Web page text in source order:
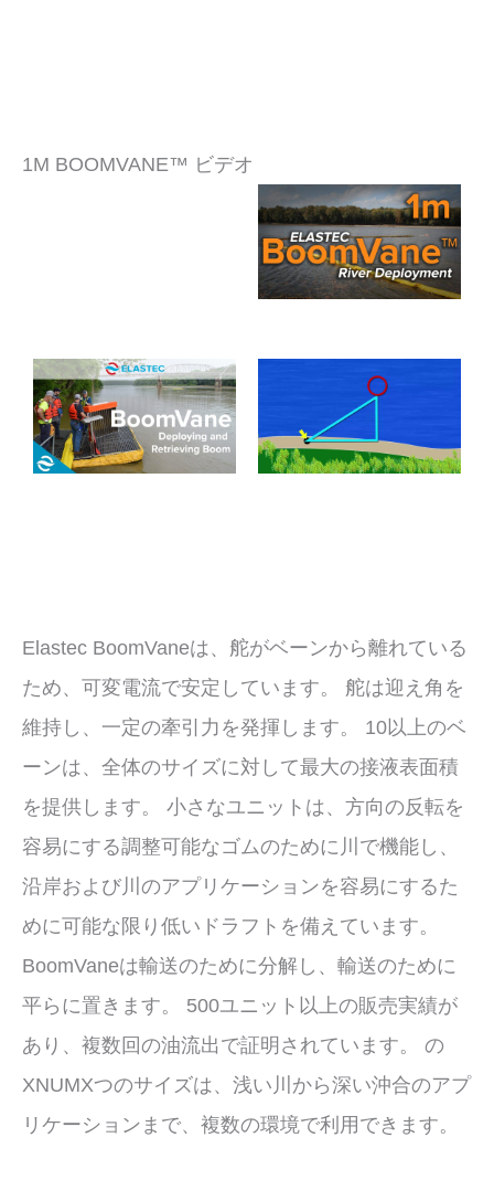
1M BOOMVANE™ ビデオ
Elastec BoomVaneは、舵がベーンから離れている
ため、可変電流で安定しています。 舵は迎え角を
維持し、一定の牽引力を発揮します。 10以上のベ
ーンは、全体のサイズに対して最大の接液表面積
を提供します。 小さなユニットは、方向の反転を
容易にする調整可能なゴムのために川で機能し、
沿岸および川のアプリケーションを容易にするた
めに可能な限り低いドラフトを備えています。
BoomVaneは輸送のために分解し、輸送のために
平らに置きます。 500ユニット以上の販売実績が
あり、複数回の油流出で証明されています。 の
XNUMXつの​​サイズは、浅い川から深い沖合のアプ
リケーションまで、複数の環境で利用できます。